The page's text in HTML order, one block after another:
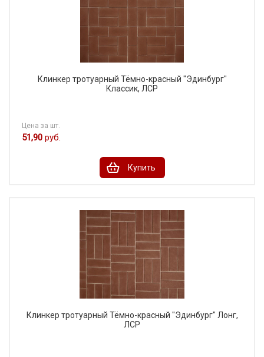
Клинкер тротуарный Тёмно-красный "Эдинбург"
Классик, ЛСР
Цена за шт.
51,90 руб.
Купить
Клинкер тротуарный Тёмно-красный "Эдинбург" Лонг,
ЛСР